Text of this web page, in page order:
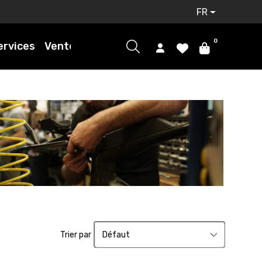
FR
Ventes 0
Trier par